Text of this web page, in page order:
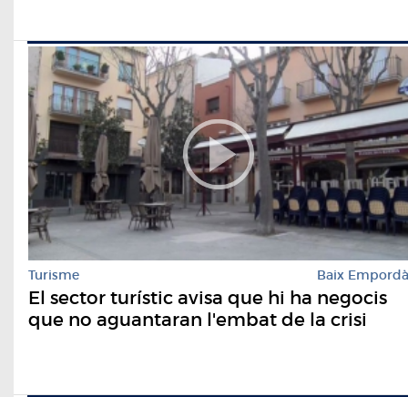
Turisme Baix Empordà
El sector turístic avisa que hi ha negocis
que no aguantaran l'embat de la crisi